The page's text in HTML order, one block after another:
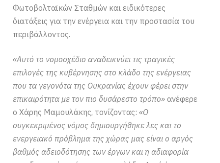
Φωτοβολταϊκών Σταθμών και ειδικότερες
διατάξεις για την ενέργεια και την προστασία του
περιβάλλοντος.
«Αυτό το νομοσχέδιο αναδεικνύει τις τραγικές
επιλογές της κυβέρνησης στο κλάδο της ενέργειας
που τα γεγονότα της Ουκρανίας έχουν φέρει στην
επικαιρότητα με τον πιο δυσάρεστο τρόπο» ανέφερε
ο Χάρης Μαμουλάκης, τονίζοντας:«Ο
συγκεκριμένος νόμος δημιουργήθηκε λες και το
ενεργειακό πρόβλημα της χώρας μας είναι ο αργός
βαθμός αδειοδότησης των έργων και η αδιαφορία